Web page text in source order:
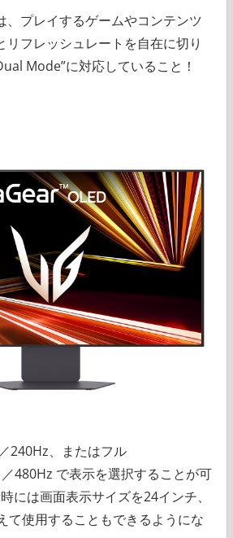
、プレイするゲームやコンテンツ
リフレッシュレートを自在に切り
Mode”に対応していること！
240Hz、またはフル
480Hz で表示を選択することが可
には画面表示サイズを24インチ、
て使用することもできるようにな